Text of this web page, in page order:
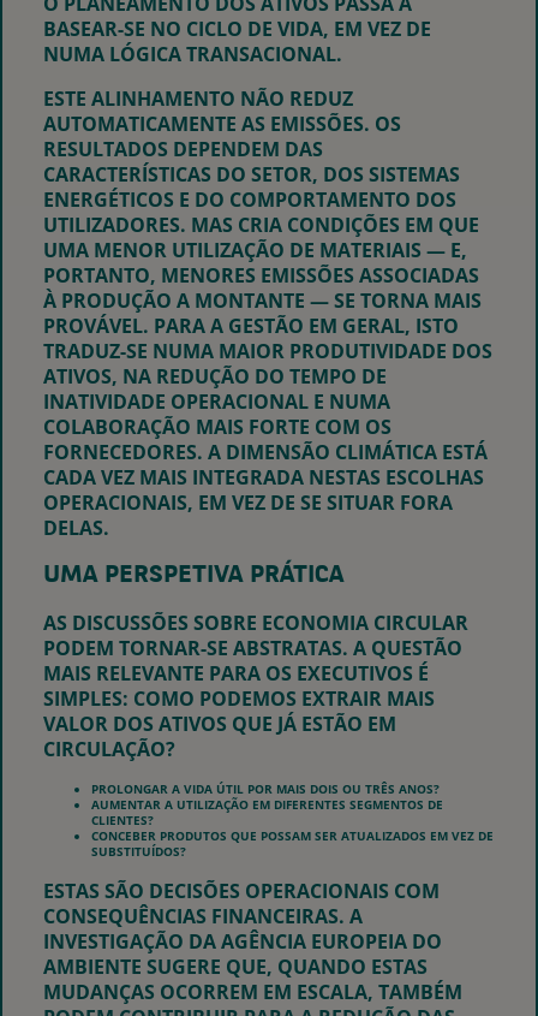
BASEAR-SE NO CICLO DE VIDA, EM VEZ DE
NUMA LÓGICA TRANSACIONAL.
ESTE ALINHAMENTO NÃO REDUZ
AUTOMATICAMENTE AS EMISSÕES. OS
RESULTADOS DEPENDEM DAS
CARACTERÍSTICAS DO SETOR, DOS SISTEMAS
ENERGÉTICOS E DO COMPORTAMENTO DOS
UTILIZADORES. MAS CRIA CONDIÇÕES EM QUE
UMA MENOR UTILIZAÇÃO DE MATERIAIS — E,
PORTANTO, MENORES EMISSÕES ASSOCIADAS
À PRODUÇÃO A MONTANTE — SE TORNA MAIS
PROVÁVEL. PARA A GESTÃO EM GERAL, ISTO
TRADUZ-SE NUMA MAIOR PRODUTIVIDADE DOS
ATIVOS, NA REDUÇÃO DO TEMPO DE
INATIVIDADE OPERACIONAL E NUMA
COLABORAÇÃO MAIS FORTE COM OS
FORNECEDORES. A DIMENSÃO CLIMÁTICA ESTÁ
CADA VEZ MAIS INTEGRADA NESTAS ESCOLHAS
OPERACIONAIS, EM VEZ DE SE SITUAR FORA
DELAS.
UMA PERSPETIVA PRÁTICA
AS DISCUSSÕES SOBRE ECONOMIA CIRCULAR
PODEM TORNAR-SE ABSTRATAS. A QUESTÃO
MAIS RELEVANTE PARA OS EXECUTIVOS É
SIMPLES: COMO PODEMOS EXTRAIR MAIS
VALOR DOS ATIVOS QUE JÁ ESTÃO EM
CIRCULAÇÃO?
PROLONGAR A VIDA ÚTIL POR MAIS DOIS OU TRÊS ANOS?
AUMENTAR A UTILIZAÇÃO EM DIFERENTES SEGMENTOS DE
CLIENTES?
CONCEBER PRODUTOS QUE POSSAM SER ATUALIZADOS EM VEZ DE
SUBSTITUÍDOS?
ESTAS SÃO DECISÕES OPERACIONAIS COM
CONSEQUÊNCIAS FINANCEIRAS. A
INVESTIGAÇÃO DA AGÊNCIA EUROPEIA DO
AMBIENTE SUGERE QUE, QUANDO ESTAS
MUDANÇAS OCORREM EM ESCALA, TAMBÉM